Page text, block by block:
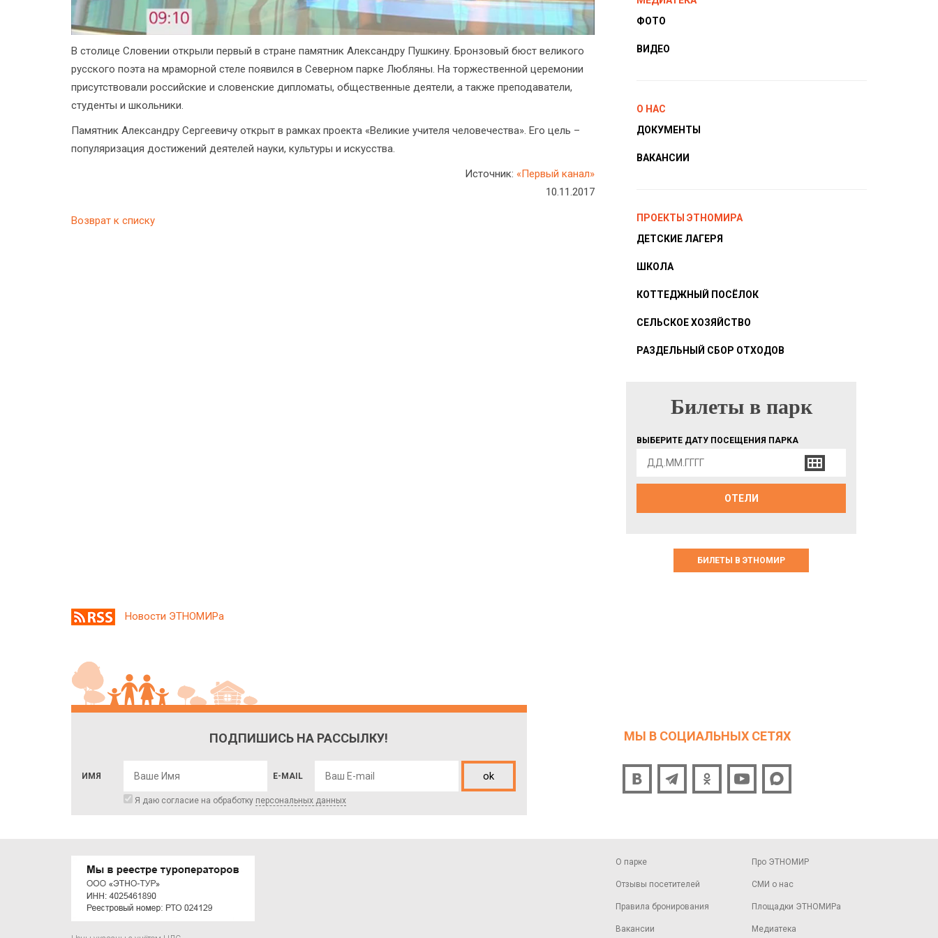
В столице Словении открыли первый в стране памятник Александру Пушкину. Бронзовый бюст великого
русского поэта на мраморной стеле появился в Северном парке Любляны. На торжественной церемонии
присутствовали российские и словенские дипломаты, общественные деятели, а также преподаватели,
студенты и школьники.
Памятник Александру Сергеевичу открыт в рамках проекта «Великие учителя человечества». Его цель –
популяризация достижений деятелей науки, культуры и искусства.
Источник: «Первый канал»
10.11.2017
Возврат к списку
ФОТО
ВИДЕО
О НАС
ДОКУМЕНТЫ
ВАКАНСИИ
ПРОЕКТЫ ЭТНОМИРА
ДЕТСКИЕ ЛАГЕРЯ
ШКОЛА
КОТТЕДЖНЫЙ ПОСЁЛОК
СЕЛЬСКОЕ ХОЗЯЙСТВО
РАЗДЕЛЬНЫЙ СБОР ОТХОДОВ
БИЛЕТЫ В ПАРК
Билеты в парк
ВЫБЕРИТЕ ДАТУ ПОСЕЩЕНИЯ ПАРКА
ОТЕЛИ
БИЛЕТЫ В ЭТНОМИР
Новости ЭТНОМИРа
ПОДПИШИСЬ НА РАССЫЛКУ!
ИМЯ E-MAIL ok
Я даю согласие на обработку персональных данных
МЫ В СОЦИАЛЬНЫХ СЕТЯХ
О парке
Отзывы посетителей
Правила бронирования
Вакансии
Про ЭТНОМИР
СМИ о нас
Площадки ЭТНОМИРа
Медиатека